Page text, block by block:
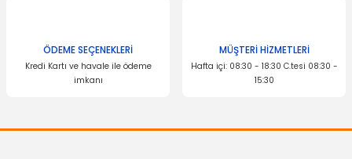
ÖDEME SEÇENEKLERİ
Kredi Kartı ve havale ile ödeme
imkanı
MÜŞTERİ HİZMETLERİ
Hafta içi: 08:30 - 18:30 C.tesi 08:30 -
15:30